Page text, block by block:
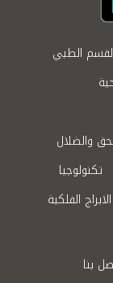
الطبي
والضلال
تكنولوجيا
الابراج الفلكية
بنا